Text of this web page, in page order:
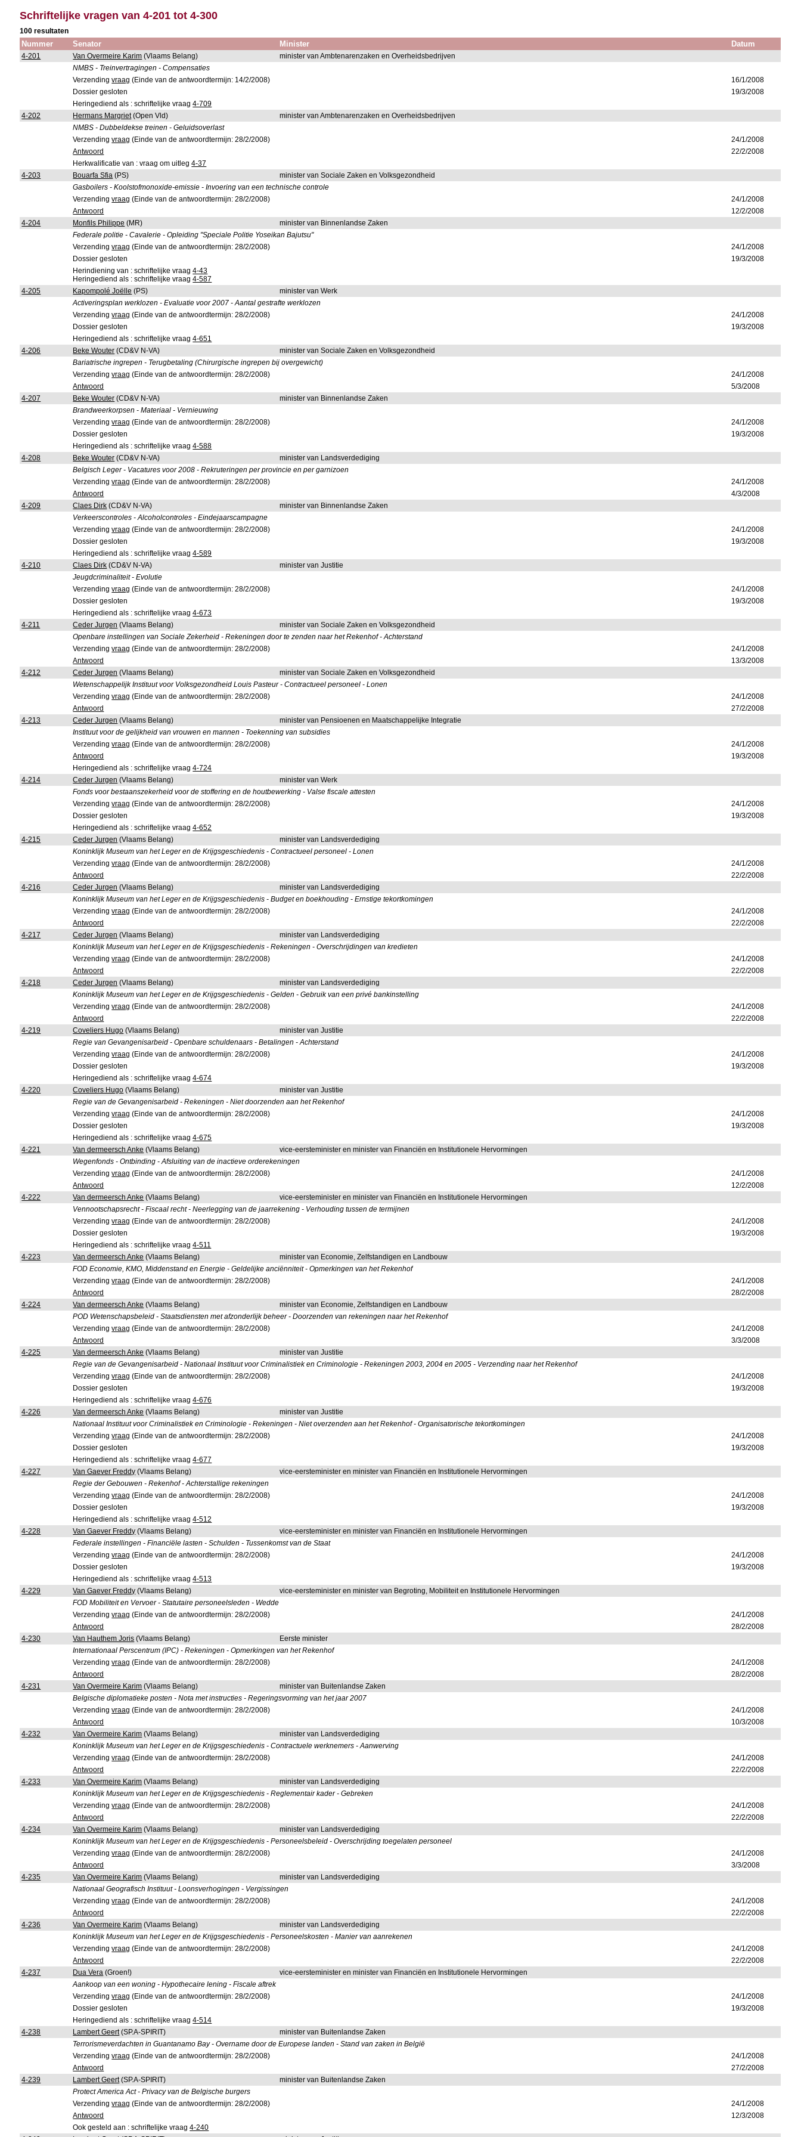
Schriftelijke vragen van 4-201 tot 4-300
100 resultaten
Nummer Senator Minister Datum
4-201 Van Overmeire Karim (Vlaams Belang)
minister van Ambtenarenzaken en Overheidsbedrijven
NMBS - Treinvertragingen - Compensaties
Verzendingvraag (Einde van de antwoordtermijn: 14/2/2008)
16/1/2008
Dossier gesloten
19/3/2008
Heringediend als : schriftelijke vraag4-709
4-202
Hermans Margriet(Open Vld)
minister van Ambtenarenzaken en Overheidsbedrijven
NMBS - Dubbeldekse treinen - Geluidsoverlast
Verzendingvraag (Einde van de antwoordtermijn: 28/2/2008)
24/1/2008
Antwoord
22/2/2008
Herkwalificatie van : vraag om uitleg4-37
4-203
Bouarfa Sfia (PS)
minister van Sociale Zaken en Volksgezondheid
Gasboilers - Koolstofmonoxide-emissie - Invoering van een technische controle
Verzendingvraag (Einde van de antwoordtermijn: 28/2/2008)
24/1/2008
Antwoord
12/2/2008
4-204
Monfils Philippe (MR)
minister van Binnenlandse Zaken
Federale politie - Cavalerie - Opleiding "Speciale Politie Yoseikan Bajutsu"
Verzendingvraag (Einde van de antwoordtermijn: 28/2/2008)
24/1/2008
Dossier gesloten
19/3/2008
Herindiening van : schriftelijke vraag4-43
Heringediend als : schriftelijke vraag4-587
4-205
Kapompolé Joëlle (PS)
minister van Werk
Activeringsplan werklozen - Evaluatie voor 2007 - Aantal gestrafte werklozen
Verzendingvraag (Einde van de antwoordtermijn: 28/2/2008)
24/1/2008
Dossier gesloten
19/3/2008
Heringediend als : schriftelijke vraag4-651
4-206
Beke Wouter (CD&V N-VA)
minister van Sociale Zaken en Volksgezondheid
Bariatrische ingrepen - Terugbetaling (Chirurgische ingrepen bij overgewicht)
Verzendingvraag (Einde van de antwoordtermijn: 28/2/2008)
24/1/2008
Antwoord
5/3/2008
4-207
Beke Wouter (CD&V N-VA)
minister van Binnenlandse Zaken
Brandweerkorpsen - Materiaal - Vernieuwing
Verzendingvraag (Einde van de antwoordtermijn: 28/2/2008)
24/1/2008
Dossier gesloten
19/3/2008
Heringediend als : schriftelijke vraag4-588
4-208
Beke Wouter (CD&V N-VA)
minister van Landsverdediging
Belgisch Leger - Vacatures voor 2008 - Rekruteringen per provincie en per garnizoen
Verzendingvraag (Einde van de antwoordtermijn: 28/2/2008)
24/1/2008
Antwoord
4/3/2008
4-209
Claes Dirk (CD&V N-VA)
minister van Binnenlandse Zaken
Verkeerscontroles - Alcoholcontroles - Eindejaarscampagne
Verzendingvraag (Einde van de antwoordtermijn: 28/2/2008)
24/1/2008
Dossier gesloten
19/3/2008
Heringediend als : schriftelijke vraag4-589
4-210
Claes Dirk (CD&V N-VA)
minister van Justitie
Jeugdcriminaliteit - Evolutie
Verzendingvraag (Einde van de antwoordtermijn: 28/2/2008)
24/1/2008
Dossier gesloten
19/3/2008
Heringediend als : schriftelijke vraag4-673
4-211
Ceder Jurgen (Vlaams Belang)
minister van Sociale Zaken en Volksgezondheid
Openbare instellingen van Sociale Zekerheid - Rekeningen door te zenden naar het Rekenhof - Achterstand
Verzendingvraag (Einde van de antwoordtermijn: 28/2/2008)
24/1/2008
Antwoord
13/3/2008
4-212
Ceder Jurgen (Vlaams Belang)
minister van Sociale Zaken en Volksgezondheid
Wetenschappelijk Instituut voor Volksgezondheid Louis Pasteur - Contractueel personeel - Lonen
Verzendingvraag (Einde van de antwoordtermijn: 28/2/2008)
24/1/2008
Antwoord
27/2/2008
4-213
Ceder Jurgen (Vlaams Belang)
minister van Pensioenen en Maatschappelijke Integratie
Instituut voor de gelijkheid van vrouwen en mannen - Toekenning van subsidies
Verzendingvraag (Einde van de antwoordtermijn: 28/2/2008)
24/1/2008
Antwoord
19/3/2008
Heringediend als : schriftelijke vraag4-724
4-214
Ceder Jurgen (Vlaams Belang)
minister van Werk
Fonds voor bestaanszekerheid voor de stoffering en de houtbewerking - Valse fiscale attesten
Verzendingvraag (Einde van de antwoordtermijn: 28/2/2008)
24/1/2008
Dossier gesloten
19/3/2008
Heringediend als : schriftelijke vraag4-652
4-215
Ceder Jurgen (Vlaams Belang)
minister van Landsverdediging
Koninklijk Museum van het Leger en de Krijgsgeschiedenis - Contractueel personeel - Lonen
Verzendingvraag (Einde van de antwoordtermijn: 28/2/2008)
24/1/2008
Antwoord
22/2/2008
4-216
Ceder Jurgen (Vlaams Belang)
minister van Landsverdediging
Koninklijk Museum van het Leger en de Krijgsgeschiedenis - Budget en boekhouding - Ernstige tekortkomingen
Verzendingvraag (Einde van de antwoordtermijn: 28/2/2008)
24/1/2008
Antwoord
22/2/2008
4-217
Ceder Jurgen (Vlaams Belang)
minister van Landsverdediging
Koninklijk Museum van het Leger en de Krijgsgeschiedenis - Rekeningen - Overschrijdingen van kredieten
Verzendingvraag (Einde van de antwoordtermijn: 28/2/2008)
24/1/2008
Antwoord
22/2/2008
4-218
Ceder Jurgen (Vlaams Belang)
minister van Landsverdediging
Koninklijk Museum van het Leger en de Krijgsgeschiedenis - Gelden - Gebruik van een privé bankinstelling
Verzendingvraag (Einde van de antwoordtermijn: 28/2/2008)
24/1/2008
Antwoord
22/2/2008
4-219
Coveliers Hugo (Vlaams Belang)
minister van Justitie
Regie van Gevangenisarbeid - Openbare schuldenaars - Betalingen - Achterstand
Verzendingvraag (Einde van de antwoordtermijn: 28/2/2008)
24/1/2008
Dossier gesloten
19/3/2008
Heringediend als : schriftelijke vraag4-674
4-220
Coveliers Hugo (Vlaams Belang)
minister van Justitie
Regie van de Gevangenisarbeid - Rekeningen - Niet doorzenden aan het Rekenhof
Verzendingvraag (Einde van de antwoordtermijn: 28/2/2008)
24/1/2008
Dossier gesloten
19/3/2008
Heringediend als : schriftelijke vraag4-675
4-221
Van dermeersch Anke (Vlaams Belang)
vice-eersteminister en minister van Financiën en Institutionele Hervormingen
Wegenfonds - Ontbinding - Afsluiting van de inactieve orderekeningen
Verzendingvraag (Einde van de antwoordtermijn: 28/2/2008)
24/1/2008
Antwoord
12/2/2008
4-222
Van dermeersch Anke (Vlaams Belang)
vice-eersteminister en minister van Financiën en Institutionele Hervormingen
Vennootschapsrecht - Fiscaal recht - Neerlegging van de jaarrekening - Verhouding tussen de termijnen
Verzendingvraag (Einde van de antwoordtermijn: 28/2/2008)
24/1/2008
Dossier gesloten
19/3/2008
Heringediend als : schriftelijke vraag4-511
4-223
Van dermeersch Anke (Vlaams Belang)
minister van Economie, Zelfstandigen en Landbouw
FOD Economie, KMO, Middenstand en Energie - Geldelijke anciënniteit - Opmerkingen van het Rekenhof
Verzendingvraag (Einde van de antwoordtermijn: 28/2/2008)
24/1/2008
Antwoord
28/2/2008
4-224
Van dermeersch Anke (Vlaams Belang)
minister van Economie, Zelfstandigen en Landbouw
POD Wetenschapsbeleid - Staatsdiensten met afzonderlijk beheer - Doorzenden van rekeningen naar het Rekenhof
Verzendingvraag (Einde van de antwoordtermijn: 28/2/2008)
24/1/2008
Antwoord
3/3/2008
4-225
Van dermeersch Anke (Vlaams Belang)
minister van Justitie
Regie van de Gevangenisarbeid - Nationaal Instituut voor Criminalistiek en Criminologie - Rekeningen 2003, 2004 en 2005 - Verzending naar het Rekenhof
Verzendingvraag (Einde van de antwoordtermijn: 28/2/2008)
24/1/2008
Dossier gesloten
19/3/2008
Heringediend als : schriftelijke vraag4-676
4-226
Van dermeersch Anke (Vlaams Belang)
minister van Justitie
Nationaal Instituut voor Criminalistiek en Criminologie - Rekeningen - Niet overzenden aan het Rekenhof - Organisatorische tekortkomingen
Verzendingvraag (Einde van de antwoordtermijn: 28/2/2008)
24/1/2008
Dossier gesloten
19/3/2008
Heringediend als : schriftelijke vraag4-677
4-227
Van Gaever Freddy (Vlaams Belang)
vice-eersteminister en minister van Financiën en Institutionele Hervormingen
Regie der Gebouwen - Rekenhof - Achterstallige rekeningen
Verzendingvraag (Einde van de antwoordtermijn: 28/2/2008)
24/1/2008
Dossier gesloten
19/3/2008
Heringediend als : schriftelijke vraag4-512
4-228
Van Gaever Freddy (Vlaams Belang)
vice-eersteminister en minister van Financiën en Institutionele Hervormingen
Federale instellingen - Financiële lasten - Schulden - Tussenkomst van de Staat
Verzendingvraag (Einde van de antwoordtermijn: 28/2/2008)
24/1/2008
Dossier gesloten
19/3/2008
Heringediend als : schriftelijke vraag4-513
4-229
Van Gaever Freddy (Vlaams Belang)
vice-eersteminister en minister van Begroting, Mobiliteit en Institutionele Hervormingen
FOD Mobiliteit en Vervoer - Statutaire personeelsleden - Wedde
Verzendingvraag (Einde van de antwoordtermijn: 28/2/2008)
24/1/2008
Antwoord
28/2/2008
4-230
Van Hauthem Joris (Vlaams Belang)
Eerste minister
Internationaal Perscentrum (IPC) - Rekeningen - Opmerkingen van het Rekenhof
Verzendingvraag (Einde van de antwoordtermijn: 28/2/2008)
24/1/2008
Antwoord
28/2/2008
4-231
Van Overmeire Karim (Vlaams Belang)
minister van Buitenlandse Zaken
Belgische diplomatieke posten - Nota met instructies - Regeringsvorming van het jaar 2007
Verzendingvraag (Einde van de antwoordtermijn: 28/2/2008)
24/1/2008
Antwoord
10/3/2008
4-232
Van Overmeire Karim (Vlaams Belang)
minister van Landsverdediging
Koninklijk Museum van het Leger en de Krijgsgeschiedenis - Contractuele werknemers - Aanwerving
Verzendingvraag (Einde van de antwoordtermijn: 28/2/2008)
24/1/2008
Antwoord
22/2/2008
4-233
Van Overmeire Karim (Vlaams Belang)
minister van Landsverdediging
Koninklijk Museum van het Leger en de Krijgsgeschiedenis - Reglementair kader - Gebreken
Verzendingvraag (Einde van de antwoordtermijn: 28/2/2008)
24/1/2008
Antwoord
22/2/2008
4-234
Van Overmeire Karim (Vlaams Belang)
minister van Landsverdediging
Koninklijk Museum van het Leger en de Krijgsgeschiedenis - Personeelsbeleid - Overschrijding toegelaten personeel
Verzendingvraag (Einde van de antwoordtermijn: 28/2/2008)
24/1/2008
Antwoord
3/3/2008
4-235
Van Overmeire Karim (Vlaams Belang)
minister van Landsverdediging
Nationaal Geografisch Instituut - Loonsverhogingen - Vergissingen
Verzendingvraag (Einde van de antwoordtermijn: 28/2/2008)
24/1/2008
Antwoord
22/2/2008
4-236
Van Overmeire Karim (Vlaams Belang)
minister van Landsverdediging
Koninklijk Museum van het Leger en de Krijgsgeschiedenis - Personeelskosten - Manier van aanrekenen
Verzendingvraag (Einde van de antwoordtermijn: 28/2/2008)
24/1/2008
Antwoord
22/2/2008
4-237
Dua Vera (Groen!)
vice-eersteminister en minister van Financiën en Institutionele Hervormingen
Aankoop van een woning - Hypothecaire lening - Fiscale aftrek
Verzendingvraag (Einde van de antwoordtermijn: 28/2/2008)
24/1/2008
Dossier gesloten
19/3/2008
Heringediend als : schriftelijke vraag4-514
4-238
Lambert Geert(SP.A-SPIRIT)
minister van Buitenlandse Zaken
Terrorismeverdachten in Guantanamo Bay - Overname door de Europese landen - Stand van zaken in België
Verzendingvraag (Einde van de antwoordtermijn: 28/2/2008)
24/1/2008
Antwoord
27/2/2008
4-239
Lambert Geert(SP.A-SPIRIT)
minister van Buitenlandse Zaken
Protect America Act - Privacy van de Belgische burgers
Verzendingvraag (Einde van de antwoordtermijn: 28/2/2008)
24/1/2008
Antwoord
12/3/2008
Ook gesteld aan : schriftelijke vraag4-240